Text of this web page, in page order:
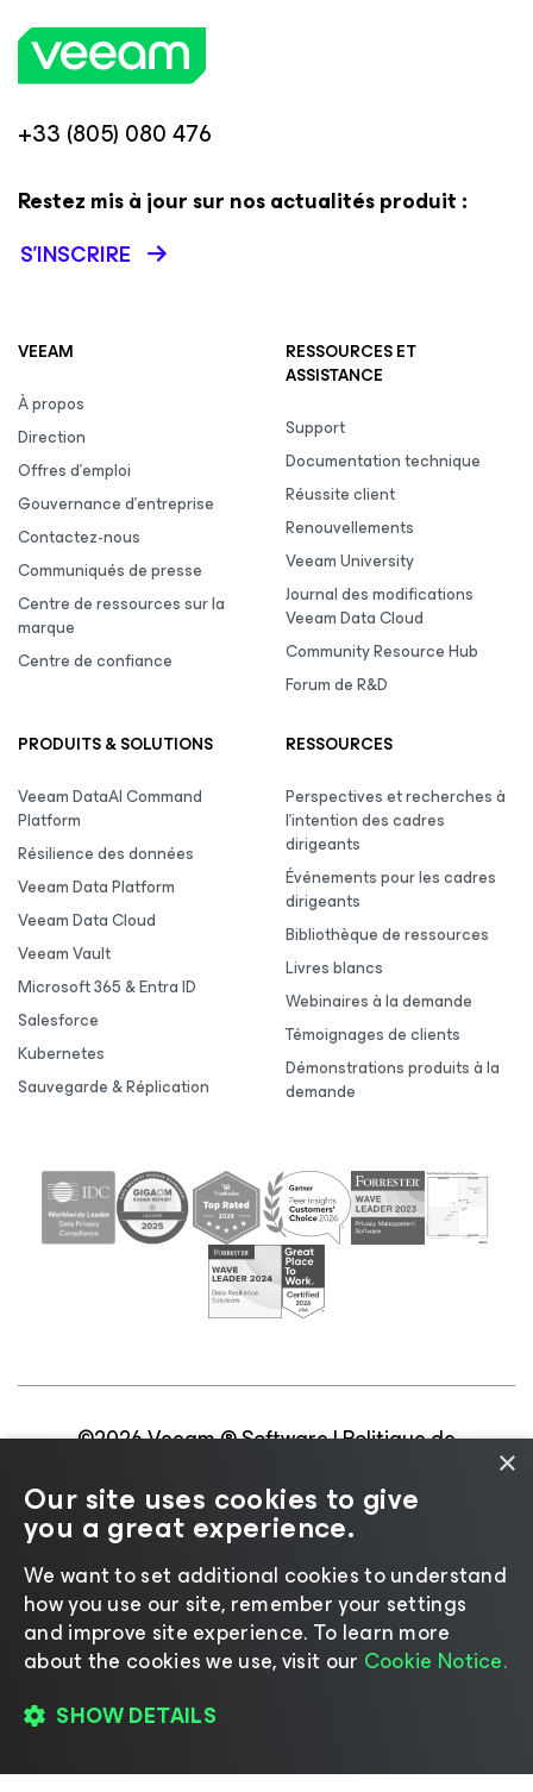
+33 (805) 080 476
Restez mis à jour sur nos actualités produit :
S’INSCRIRE
VEEAM
À propos
Direction
Offres d’emploi
Gouvernance d’entreprise
Contactez-nous
Communiqués de presse
Centre de ressources sur la
marque
Centre de confiance
RESSOURCES ET
ASSISTANCE
Support
Documentation technique
Réussite client
Renouvellements
Veeam University
Journal des modifications
Veeam Data Cloud
Community Resource Hub
Forum de R&D
PRODUITS & SOLUTIONS
Veeam DataAI Command
Platform
Résilience des données
Veeam Data Platform
Veeam Data Cloud
Veeam Vault
Microsoft 365 & Entra ID
Salesforce
Kubernetes
Sauvegarde & Réplication
RESSOURCES
Perspectives et recherches à
l’intention des cadres
dirigeants
Événements pour les cadres
dirigeants
Bibliothèque de ressources
Livres blancs
Webinaires à la demande
Témoignages de clients
Démonstrations produits à la
demande
©2026 Veeam ® Software |Politique de
|
Secteur juridique|Politique de licences
Ressources pour les fournisseurs
Changer de langue
×
Our site uses cookies to give
you a great experience.
We want to set additional cookies to understand
how you use our site, remember your settings
and improve site experience. ​To learn more
about the cookies we use, visit our Cookie Notice.
SHOW DETAILS